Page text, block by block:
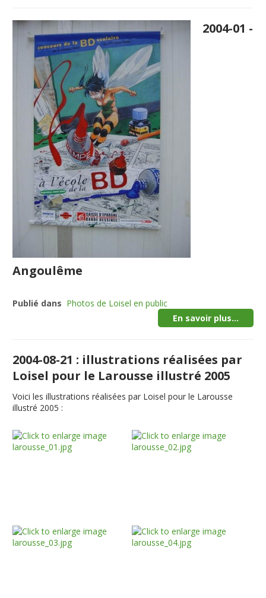
2004-01 -
Angoulême
Publié dans Photos de Loisel en public
En savoir plus...
2004-08-21 : illustrations réalisées par
Loisel pour le Larousse illustré 2005
Voici les illustrations réalisées par Loisel pour le Larousse
illustré 2005 :